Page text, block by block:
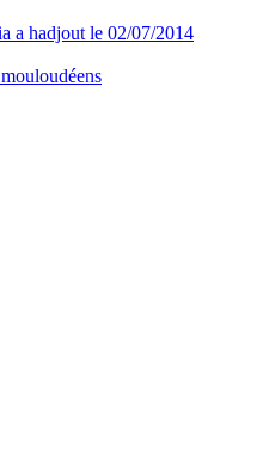
a hadjout le 02/07/2014